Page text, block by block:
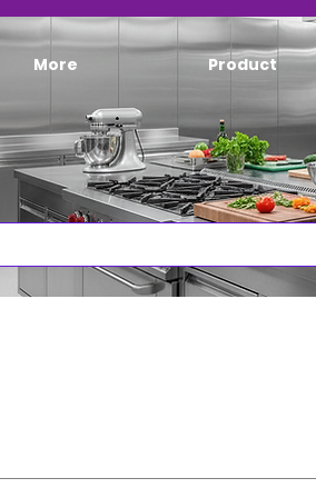
More Product